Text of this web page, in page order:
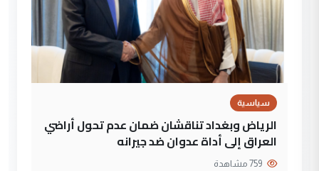
سياسية
الرياض وبغداد تناقشان ضمان عدم تحول أراضي
العراق إلى أداة عدوان ضد جيرانه